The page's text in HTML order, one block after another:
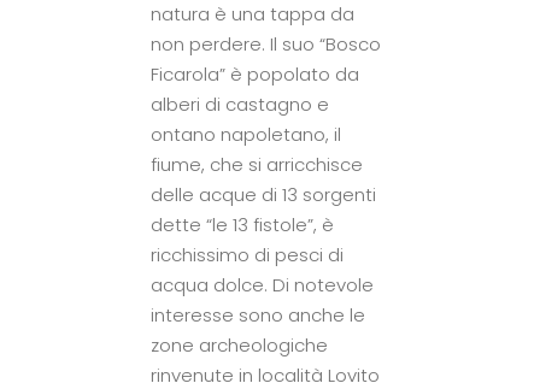
natura è una tappa da
non perdere. Il suo “Bosco
Ficarola” è popolato da
alberi di castagno e
ontano napoletano, il
fiume, che si arricchisce
delle acque di 13 sorgenti
dette “le 13 fistole”, è
ricchissimo di pesci di
acqua dolce. Di notevole
interesse sono anche le
zone archeologiche
rinvenute in località Lovito